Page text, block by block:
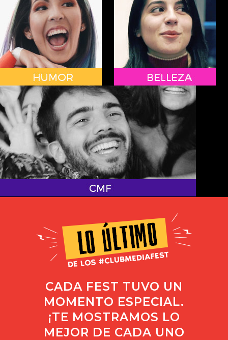
CADA FEST TUVO UN
MOMENTO ESPECIAL.
¡TE MOSTRAMOS LO
MEJOR DE CADA UNO